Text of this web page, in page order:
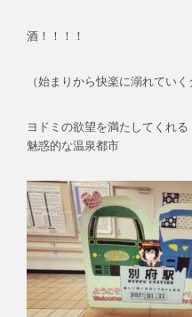
酒！！！！
（始まりから快楽に溺れていく
ヨドミの欲望を満たしてくれる
魅惑的な温泉都市